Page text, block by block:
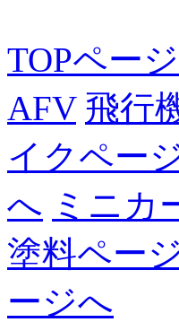
TOPペー
AFV 飛行
イクペー
へ ミニカ
塗料ペー
ージへ